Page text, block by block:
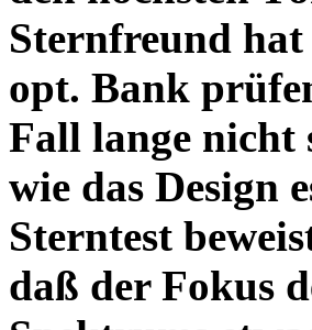
Sternfreund
opt. Bank
Fall lange nicht
wie das Design
Sterntest
daß der Fokus